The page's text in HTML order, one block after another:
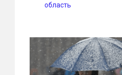
область